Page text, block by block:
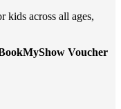
kids across all ages,
Voucher